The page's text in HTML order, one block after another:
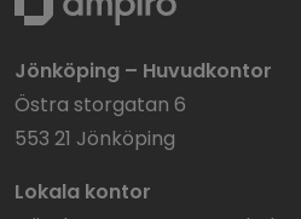
Jönköping – Huvudkontor
Östra storgatan 6
553 21 Jönköping
Lokala kontor